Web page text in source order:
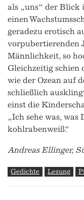
als „uns“ der Blick
einen
geradezu erotisch
vorpubertierenden
Männlichkeit, so
Gleichzeitig schien
wie der Ozean auf
schließlich
einst die
„Ich sehe was, was
kohlrabenweiß.“
Andreas Ellinger,
Gedichte Lesung